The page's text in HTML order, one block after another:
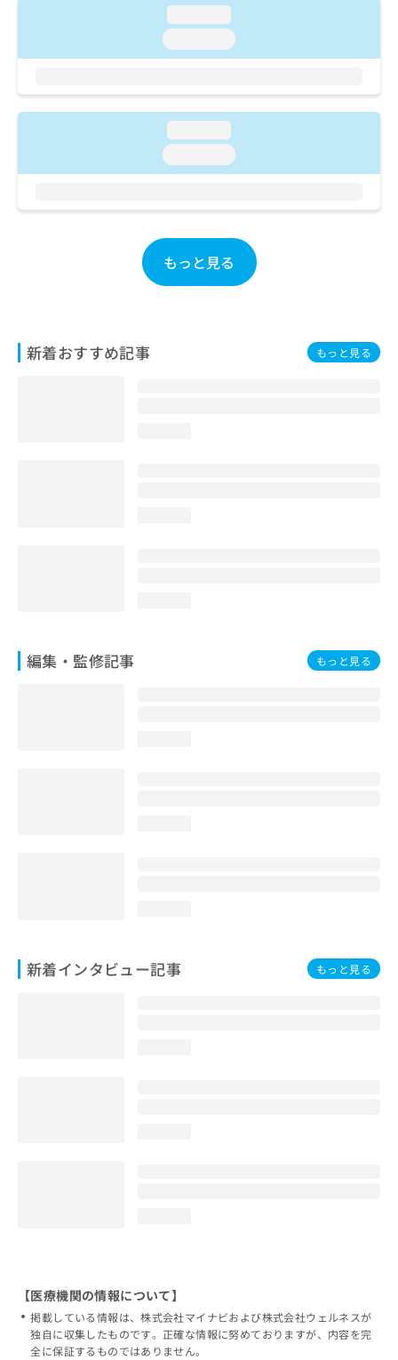
もっと見る
新着おすすめ記事 もっと見る
編集・監修記事 もっと見る
新着インタビュー記事 もっと見る
【医療機関の情報について】
掲載している情報は、株式会社マイナビおよび株式会社ウェルネスが
独自に収集したものです。正確な情報に努めておりますが、内容を完
全に保証するものではありません。